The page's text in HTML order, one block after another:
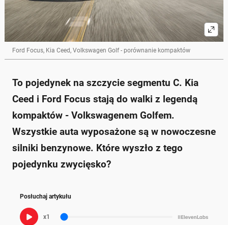
Ford Focus, Kia Ceed, Volkswagen Golf - porównanie kompaktów
To pojedynek na szczycie segmentu C. Kia
Ceed i Ford Focus stają do walki z legendą
kompaktów - Volkswagenem Golfem.
Wszystkie auta wyposażone są w nowoczesne
silniki benzynowe. Które wyszło z tego
pojedynku zwycięsko?
Posłuchaj artykułu
x1